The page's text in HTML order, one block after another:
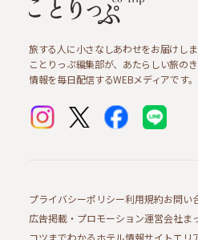
旅する人に小さなしあわせをお届けしま
ことりっぷ編集部が、あたらしい旅の
情報を毎日配信するWEBメディアです。
プライバシーポリシー利用規約お問い
広告掲載・プロモーション運営会社ま